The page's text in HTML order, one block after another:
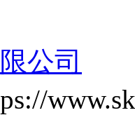
公司